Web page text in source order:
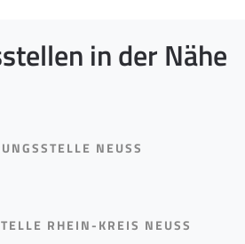
in der Nähe
NEUSS
RHEIN-KREIS NEUSS